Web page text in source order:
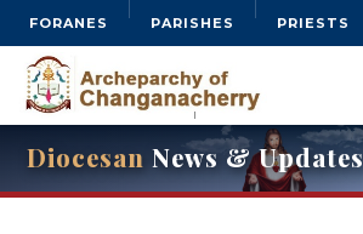
FORANES PARISHES PRIESTS
Diocesan News & Updates